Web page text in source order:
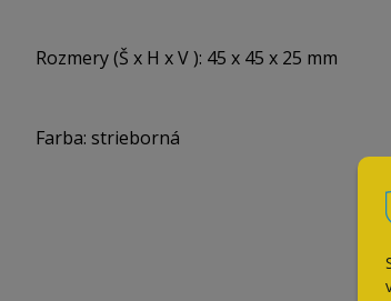
Rozmery (Š x H x V ): 45 x 45 x 25 mm
Farba: strieborná